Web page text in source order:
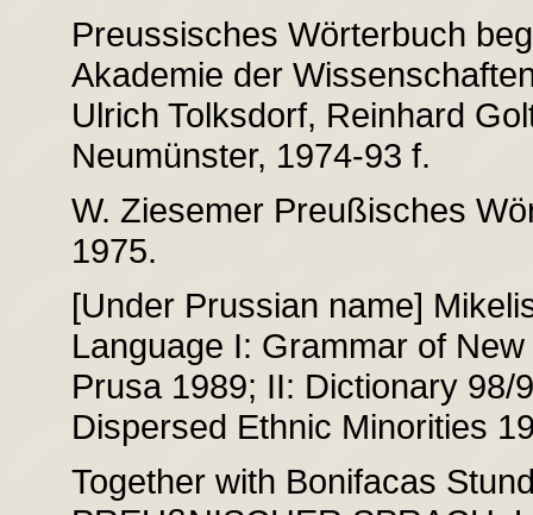
Preussisches Wörterbuch
Akademie der
Ulrich Tolksdorf, Reinhard
Neumünster, 1974-93 f.
W. Ziesemer Preußisches
1975.
[Under Prussian name]
Language I: Grammar of
Prusa 1989; II: Dictionary 98/
Dispersed Ethnic Minorities
Together with Bonifacas